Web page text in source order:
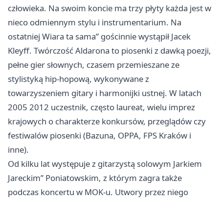
człowieka. Na swoim koncie ma trzy płyty każda jest w
nieco odmiennym stylu i instrumentarium. Na
ostatniej Wiara ta sama” gościnnie wystąpił Jacek
Kleyff. Twórczość Aldarona to piosenki z dawką poezji,
pełne gier słownych, czasem przemieszane ze
stylistyką hip-hopową, wykonywane z
towarzyszeniem gitary i harmonijki ustnej. W latach
2005 2012 uczestnik, często laureat, wielu imprez
krajowych o charakterze konkursów, przeglądów czy
festiwalów piosenki (Bazuna, OPPA, FPS Kraków i
inne).
Od kilku lat występuje z gitarzystą solowym Jarkiem
Jareckim” Poniatowskim, z którym zagra także
podczas koncertu w MOK-u. Utwory przez niego